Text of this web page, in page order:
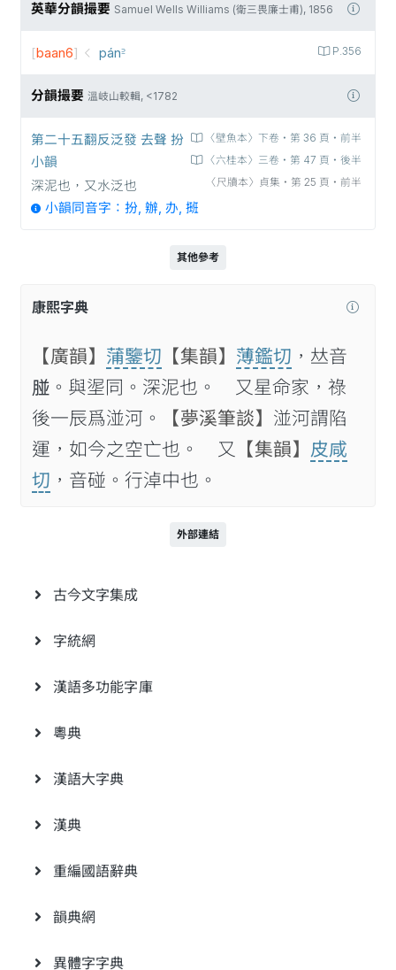
英華分韻撮要 Samuel Wells Williams (衛三畏廉士甫), 1856
P.356
[baan6] pán꜅
分韻撮要 溫岐山較輯, <1782
〈壁魚本〉下卷‧第 36 頁‧前半
〈六桂本〉三卷‧第 47 頁‧後半
〈尺牘本〉貞集‧第 25 頁‧前半
第二十五翻反泛發 去聲 扮
小韻
深泥也，又水泛也
小韻同音字：扮, 辦, 办, 𢲔
其他參考
康熙字典
【廣韻】 蒲鑒切 【集韻】 薄鑑切 ，𠀤音
𦝤。與埿同。深泥也。 又星命家，祿
後一辰爲湴河。
【夢溪筆談】 湴河謂陷
運，如今之空亡也。 又
【集韻】 皮咸
切 ，音碰。行淖中也。
外部連結
古今文字集成
字統網
漢語多功能字庫
粵典
漢語大字典
漢典
重編國語辭典
韻典網
異體字字典